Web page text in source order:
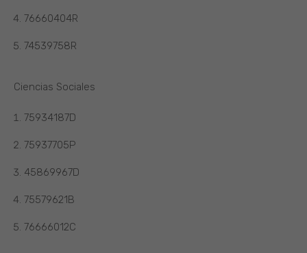
76660404R
74539758R
Ciencias Sociales
75934187D
75937705P
45869967D
75579621B
76666012C